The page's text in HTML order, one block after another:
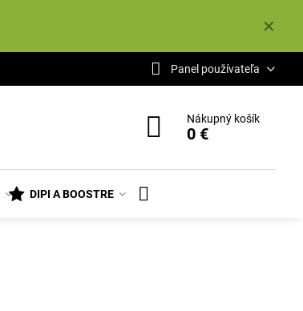
✕
Panel používateľa
Nákupný košík
0 €
DIPI A BOOSTRE